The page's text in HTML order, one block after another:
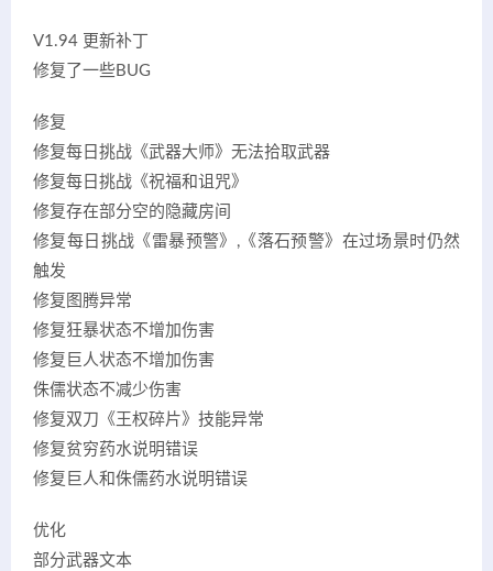
V1.94 更新补丁
修复了一些BUG
修复
修复每日挑战《武器大师》无法拾取武器
修复每日挑战《祝福和诅咒》
修复存在部分空的隐藏房间
修复每日挑战《雷暴预警》,《落石预警》在过场景时仍然
触发
修复图腾异常
修复狂暴状态不增加伤害
修复巨人状态不增加伤害
侏儒状态不减少伤害
修复双刀《王权碎片》技能异常
修复贫穷药水说明错误
修复巨人和侏儒药水说明错误
优化
部分武器文本